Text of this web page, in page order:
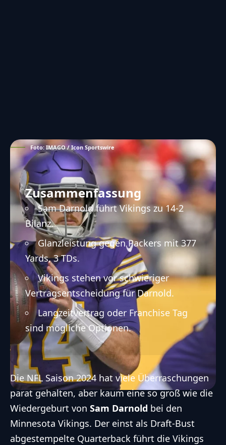
Foto: IMAGO / Icon Sportswire
Zusammenfassung
Sam Darnold führt Vikings zu 14-2
Bilanz.
Glanzleistung gegen Packers mit 377
Yards, 3 TDs.
Vikings stehen vor schwieriger
Vertragsentscheidung für Darnold.
Langzeitvertrag oder Franchise Tag
sind mögliche Optionen.
DieNFL Saison 2024 hat viele Überraschungen
parat gehalten, aber kaum eine so groß wie die
Wiedergeburt von Sam Darnold bei den
Minnesota Vikings. Der einst als Draft-Bust
abgestempelte Quarterback führt die Vikings